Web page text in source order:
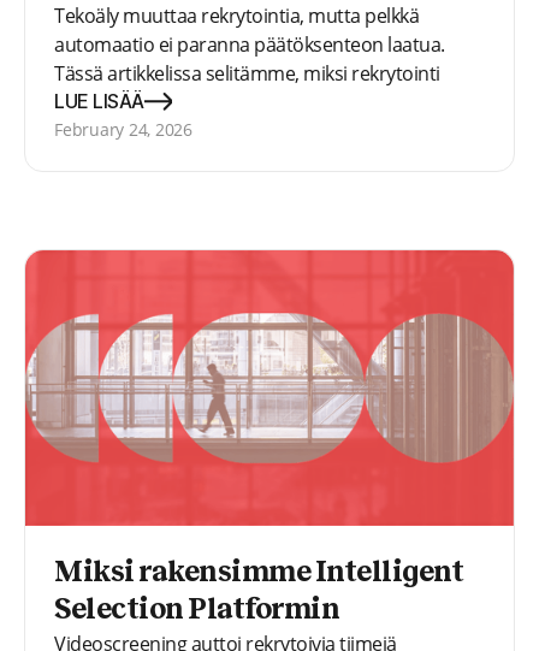
Tekoäly muuttaa rekrytointia, mutta pelkkä
automaatio ei paranna päätöksenteon laatua.
Tässä artikkelissa selitämme, miksi rekrytointi
alkaa hajota rakenteen kadotessa, miksi
autonominen tekoäly voi heikentää vastuullisuutta
LUE LISÄÄ
February 24, 2026
Miksi rakensimme Intelligent
Selection Platformin
Videoscreening auttoi rekrytoivia tiimejä